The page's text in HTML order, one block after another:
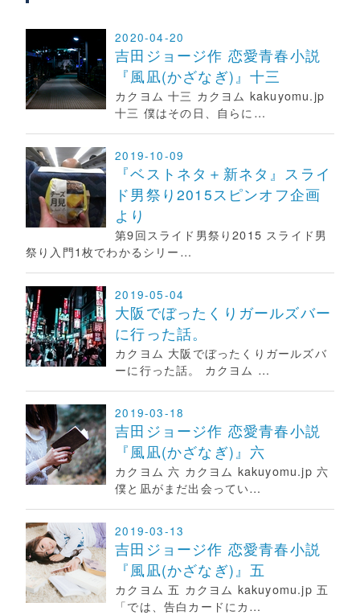
2020-04-20
吉田ジョージ作 恋愛青春小説
『風凪(かざなぎ)』十三
カクヨム 十三 カクヨム kakuyomu.jp
十三 僕はその日、自らに…
2019-10-09
『ベストネタ＋新ネタ』スライ
ド男祭り2015スピンオフ企画
より
第9回スライド男祭り2015 スライド男
祭り入門1枚でわかるシリー…
2019-05-04
大阪でぼったくりガールズバー
に行った話。
カクヨム 大阪でぼったくりガールズバ
ーに行った話。 カクヨム …
2019-03-18
吉田ジョージ作 恋愛青春小説
『風凪(かざなぎ)』六
カクヨム 六 カクヨム kakuyomu.jp 六
僕と凪がまだ出会ってい…
2019-03-13
吉田ジョージ作 恋愛青春小説
『風凪(かざなぎ)』五
カクヨム 五 カクヨム kakuyomu.jp 五
「では、告白カードにカ…